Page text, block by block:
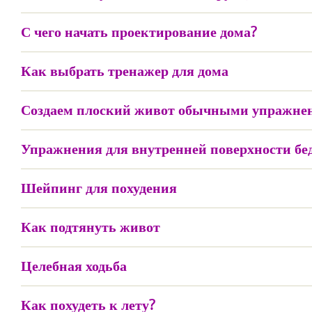
С чего начать проектирование дома?
Как выбрать тренажер для дома
Создаем плоский живот обычными
Упражнения для внутренней поверхности
Шейпинг для похудения
Как подтянуть живот
Целебная ходьба
Как похудеть к лету?